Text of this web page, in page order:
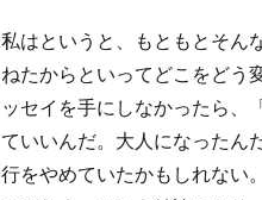
私はというと、もともとそん
ねたからといってどこをどう
ッセイを手にしなかったら、
ていいんだ。大人になったん
行をやめていたかもしれない